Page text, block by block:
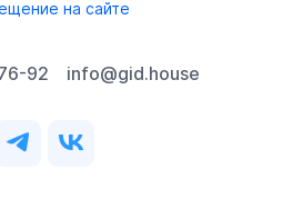
на сайте
92 info@gid.house